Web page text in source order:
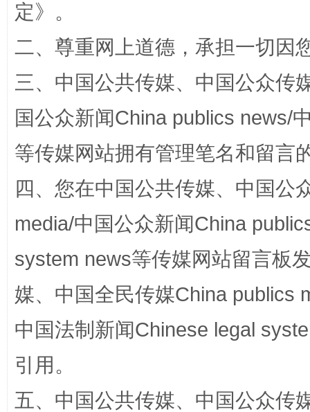
阿坝州三大球赛在茂县开幕 规模
定》。
二、尊重网上道德，承担一切因
三、中国公共传媒、中国公众传
国公众新闻China publics news/
等传媒网站拥有管理笔名和留言
四、您在中国公共传媒、中国公
media/中国公众新闻China
system news等传媒网站留言板
媒、中国全民传媒China publics
中国法制新闻Chinese legal
引用。
五、中国公共传媒、中国公众传